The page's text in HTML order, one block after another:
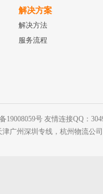
解决方案
解决方法
服务流程
号 友情连接QQ：
广州深圳专线，杭州物流公